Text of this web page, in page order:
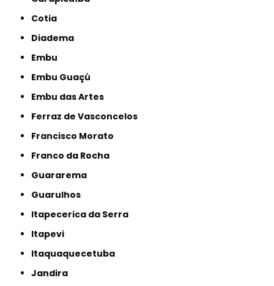
Cotia
Diadema
Embu
Embu Guaçú
Embu das Artes
Ferraz de Vasconcelos
Francisco Morato
Franco da Rocha
Guararema
Guarulhos
Itapecerica da Serra
Itapevi
Itaquaquecetuba
Jandira